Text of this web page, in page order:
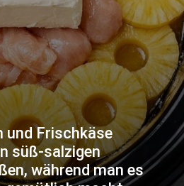
und Frischkäse
süß-salzigen
während man es